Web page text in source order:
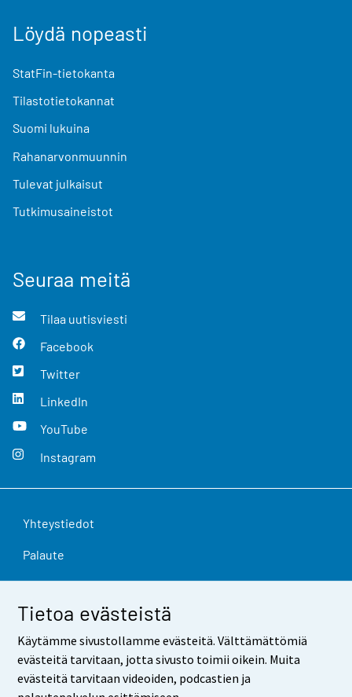
Tietoa evästeistä
Käytämme sivustollamme evästeitä. Välttämättömiä
evästeitä tarvitaan, jotta sivusto toimii oikein. Muita
evästeitä tarvitaan videoiden, podcastien ja
Löydä nopeasti
StatFin-tietokanta
Tilastotietokannat
Suomi lukuina
Rahanarvonmuunnin
Tulevat julkaisut
Tutkimusaineistot
Seuraa meitä
Tilaa uutisviesti
Facebook
Twitter
LinkedIn
YouTube
Instagram
Yhteystiedot
Palaute
Käyttöehdot
Tietosuoja
Saavutettavuus
Tietoa sivustosta